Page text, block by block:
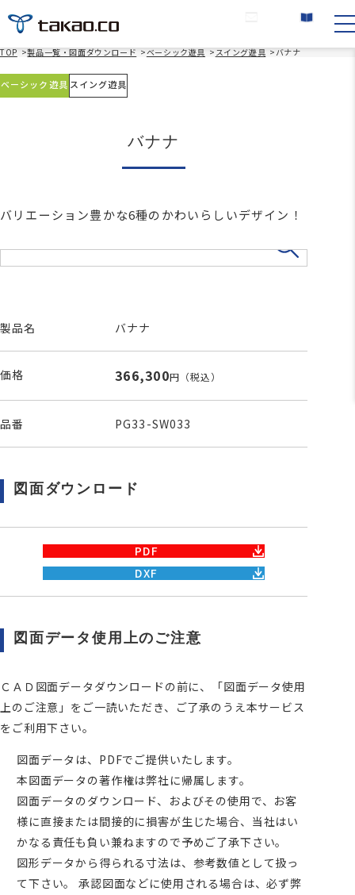
TOP >製品一覧・図面ダウンロード >ベーシック遊具 > スイング遊具 >バナナ
ベーシック遊具 スイング遊具
バナナ
バリエーション豊かな6種のかわいらしいデザイン！
製品名 バナナ
価格 366,300円 （税込）
品番 PG33-SW033
図面ダウンロード
PDF
DXF
図面データ使用上のご注意
ＣＡＤ図面データダウンロードの前に、「図面データ使用
上のご注意」をご一読いただき、ご了承のうえ本サービス
をご利用下さい。
図面データは、PDFでご提供いたします。
本図面データの著作権は弊社に帰属します。
図面データのダウンロード、およびその使用で、お客
様に直接または間接的に損害が生じた場合、当社はい
かなる責任も負い兼ねますので予めご了承下さい。
図形データから得られる寸法は、参考数値として扱っ
て下さい。 承認図面などに使用される場合は、必ず弊